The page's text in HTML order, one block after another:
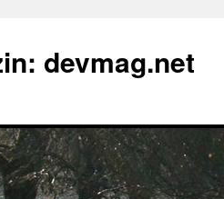
devmag.net